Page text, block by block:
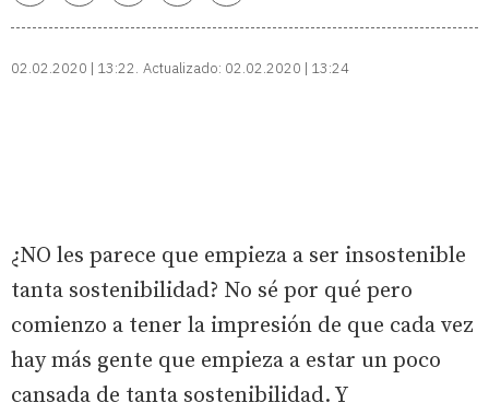
02.02.2020 | 13:22 Actualizado: 02.02.2020 | 13:24
¿NO les parece que empieza a ser insostenible
tanta sostenibilidad? No sé por qué pero
comienzo a tener la impresión de que cada vez
hay más gente que empieza a estar un poco
cansada de tanta sostenibilidad. Y